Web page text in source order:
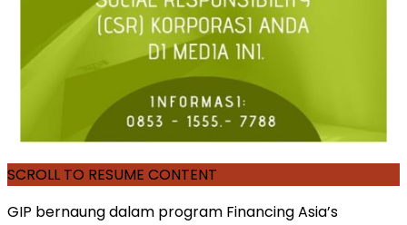
SCROLL TO RESUME CONTENT
GIP bernaung dalam program Financing Asia’s